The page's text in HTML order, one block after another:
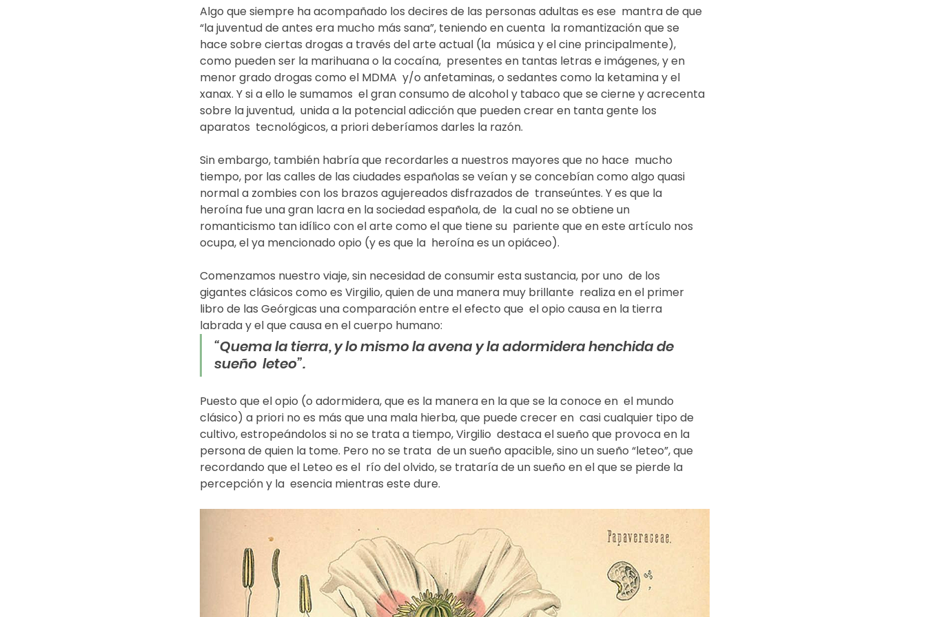
Algo que siempre ha acompañado los decires de las personas adultas es ese  mantra de que
“la juventud de antes era mucho más sana”, teniendo en cuenta  la romantización que se
hace sobre ciertas drogas a través del arte actual (la  música y el cine principalmente),
como pueden ser la marihuana o la cocaína,  presentes en tantas letras e imágenes, y en
menor grado drogas como el MDMA  y/o anfetaminas, o sedantes como la ketamina y el
xanax. Y si a ello le sumamos  el gran consumo de alcohol y tabaco que se cierne y acrecenta
sobre la juventud,  unida a la potencial adicción que pueden crear en tanta gente los
aparatos  tecnológicos, a priori deberíamos darles la razón.
Sin embargo, también habría que recordarles a nuestros mayores que no hace  mucho
tiempo, por las calles de las ciudades españolas se veían y se concebían como algo quasi
normal a zombies con los brazos agujereados disfrazados de  transeúntes. Y es que la
heroína fue una gran lacra en la sociedad española, de  la cual no se obtiene un
romanticismo tan idílico con el arte como el que tiene su  pariente que en este artículo nos
ocupa, el ya mencionado opio (y es que la  heroína es un opiáceo).
Comenzamos nuestro viaje, sin necesidad de consumir esta sustancia, por uno  de los
gigantes clásicos como es Virgilio, quien de una manera muy brillante  realiza en el primer
libro de las Geórgicas una comparación entre el efecto que  el opio causa en la tierra
labrada y el que causa en el cuerpo humano:
“Quema la tierra, y lo mismo la avena y la adormidera henchida de
sueño  leteo”.
Puesto que el opio (o adormidera, que es la manera en la que se la conoce en  el mundo
clásico) a priori no es más que una mala hierba, que puede crecer en  casi cualquier tipo de
cultivo, estropeándolos si no se trata a tiempo, Virgilio  destaca el sueño que provoca en la
persona de quien la tome. Pero no se trata  de un sueño apacible, sino un sueño “leteo”, que
recordando que el Leteo es el  río del olvido, se trataría de un sueño en el que se pierde la
percepción y la  esencia mientras este dure.